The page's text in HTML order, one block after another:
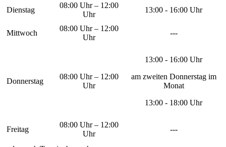
Dienstag
08:00 Uhr – 12:00
Uhr
13:00 - 16:00 Uhr
Mittwoch
08:00 Uhr – 12:00
Uhr
---
Donnerstag
08:00 Uhr – 12:00
Uhr
13:00 - 16:00 Uhr
am zweiten Donnerstag im
Monat
13:00 - 18:00 Uhr
Freitag
08:00 Uhr – 12:00
Uhr
---